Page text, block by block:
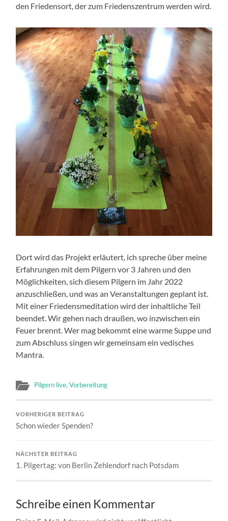
den Friedensort, der zum Friedenszentrum werden wird.
Dort wird das Projekt erläutert, ich spreche über meine
Erfahrungen mit dem Pilgern vor 3 Jahren und den
Möglichkeiten, sich diesem Pilgern im Jahr 2022
anzuschließen, und was an Veranstaltungen geplant ist.
Mit einer Friedensmeditation wird der inhaltliche Teil
beendet. Wir gehen nach draußen, wo inzwischen ein
Feuer brennt. Wer mag bekommt eine warme Suppe und
zum Abschluss singen wir gemeinsam ein vedisches
Mantra.
Pilgern live,Vorbereitung
VORHERIGER BEITRAG
Schon wieder Spenden?
NÄCHSTER BEITRAG
1. Pilgertag: von Berlin Zehlendorf nach Potsdam
Schreibe einen Kommentar